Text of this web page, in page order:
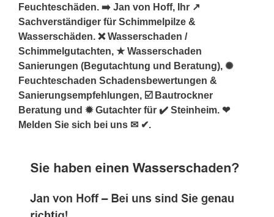
Feuchteschäden. ➡️ Jan von Hoff, Ihr ↗️
Sachverständiger für Schimmelpilze &
Wasserschäden. ❌ Wasserschaden /
Schimmelgutachten, ★ Wasserschaden
Sanierungen (Begutachtung und Beratung), ✺
Feuchteschaden Schadensbewertungen &
Sanierungsempfehlungen, ☑️ Bautrockner
Beratung und ✹ Gutachter für ✔️ Steinheim. ❤
Melden Sie sich bei uns ✉ ✔.